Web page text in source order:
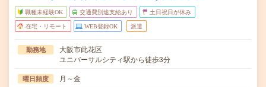
職種未経験OK 交通費別途支給あり 土日祝日が休み
在宅・リモート WEB登録OK 派遣
勤務地
大阪市此花区
ユニバーサルシティ駅から徒歩3分
曜日頻度 月～金